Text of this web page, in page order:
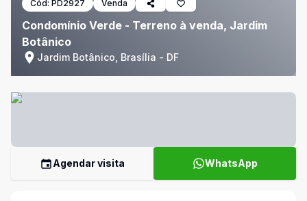
Cód: PD2927 Venda
Condomínio Verde - Terreno à venda, Jardim
Botânico
Jardim Botânico, Brasília - DF
Agendar visita WhatsApp